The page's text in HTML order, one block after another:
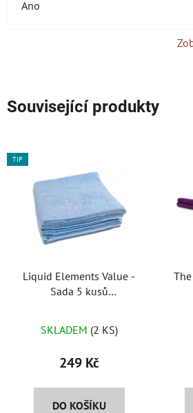
Ano
Související produkty
TIP
Liquid Elements Value -
Sada 5 kusů
SKLADEM (2 KS)
249 Kč
DO KOŠÍKU